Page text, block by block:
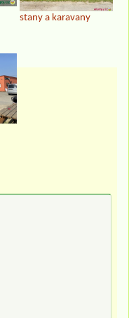
stany a karavany